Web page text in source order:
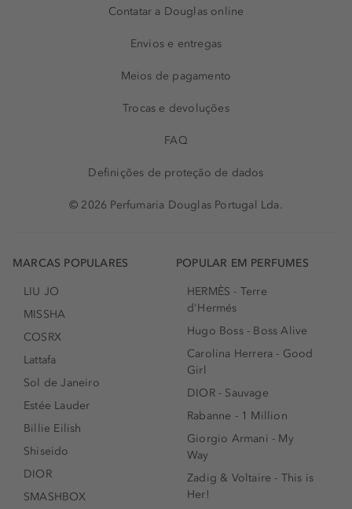
Contatar a Douglas online
Envios e entregas
Meios de pagamento
Trocas e devoluções
FAQ
Definições de proteção de dados
© 2026 Perfumaria Douglas Portugal Lda.
MARCAS POPULARES
LIU JO
MISSHA
COSRX
Lattafa
Sol de Janeiro
Estée Lauder
Billie Eilish
Shiseido
DIOR
SMASHBOX
POPULAR EM PERFUMES
HERMÈS - Terre
d'Hermés
Hugo Boss - Boss Alive
Carolina Herrera - Good
Girl
DIOR - Sauvage
Rabanne - 1 Million
Giorgio Armani - My
Way
Zadig & Voltaire - This is
Her!